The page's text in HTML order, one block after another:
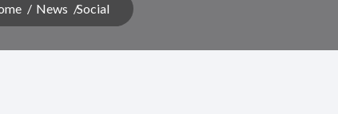
തീയതികളിൽ
News Social